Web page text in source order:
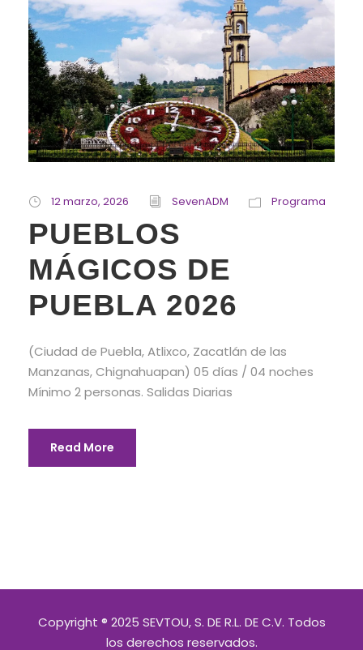
12 marzo, 2026 SevenADM Programa
PUEBLOS
MÁGICOS DE
PUEBLA 2026
(Ciudad de Puebla, Atlixco, Zacatlán de las
Manzanas, Chignahuapan) 05 días / 04 noches
Mínimo 2 personas. Salidas Diarias
Read More
Copyright ® 2025 SEVTOU, S. DE R.L. DE C.V. Todos
los derechos reservados.